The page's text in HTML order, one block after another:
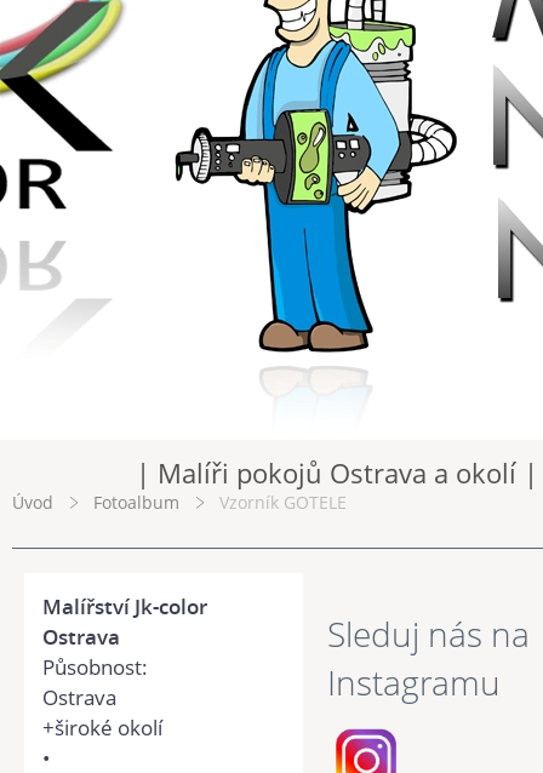
| Malíři pokojů Ostrava a okolí |
Úvod Fotoalbum Vzorník GOTELE
Malířství Jk-color
Ostrava
Působnost:
Ostrava
+široké okolí
•
Sleduj nás na
Instagramu